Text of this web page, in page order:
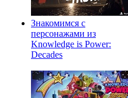
Знакомимся с
персонажами из
Knowledge is Power:
Decades